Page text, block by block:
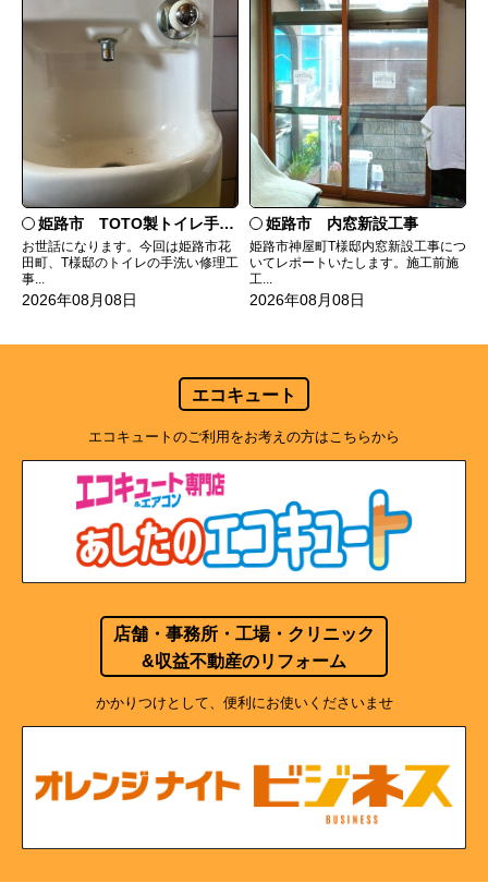
姫路市 TOTO製トイレ手洗いの水漏れ修理
お世話になります。今回は姫路市花
田町、T様邸のトイレの手洗い修理工
事...
2026年08月08日
姫路市 内窓新設工事
姫路市神屋町T様邸内窓新設工事につ
いてレポートいたします。施工前施
工...
2026年08月08日
エコキュート
エコキュートのご利用をお考えの方はこちらから
店舗・事務所・工場・クリニック
&収益不動産のリフォーム
かかりつけとして、便利にお使いくださいませ